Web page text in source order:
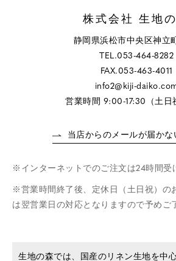
株式会社 生地
静岡県浜松市中央区神立
TEL.053-464-8282
FAX.053-463-4011
info2@kiji-
営業時間 9:00-17:30（土日
当店からのメールが届か
インターネットでのご注文は24時間受
営業時間終了後、定休日（土日祝）の
は翌営業日の対応となりますので予めご
生地の森では、国産のリネン生地を中